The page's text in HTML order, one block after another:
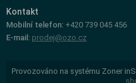
Kontakt
Mobilní telefon: +420 739 045 456
E-mail: prodej@ozo.cz
Provozováno na systému Zoner